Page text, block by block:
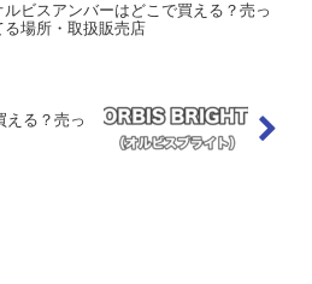
ルビスアンバーはどこで買える？売っ
る場所・取扱販売店
える？売っ